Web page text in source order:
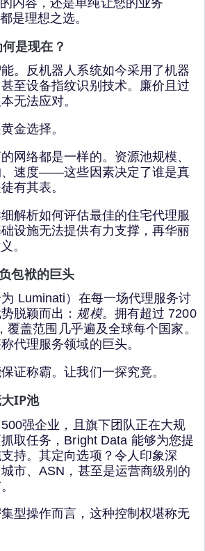
内容，还是单纯让您的业务
是理想之选。
是现在？
。反机器人系统如今采用了机器
至设备指纹识别技术。廉价且过
无法应对。
金选择。
网络都是一样的。资源池规模、
、速度——这些因素决定了谁是真
有其表。
解析如何评估最佳的住宅代理服
设施无法提供有力支撑，再华丽
。
包袱的巨头
Luminati）在每一场代理服务讨
脱颖而出： 规模。拥有超过 7200
，覆盖范围几乎遍及全球每个国家。
代理服务领域的巨头。
证称霸。让我们一探究竟。
IP池
强企业，且旗下团队正在大规
取任务，Bright Data 能够为您提
持。其定向选项？令人印象深
市、ASN，甚至是运营商级别的
型操作而言，这种控制权堪称无